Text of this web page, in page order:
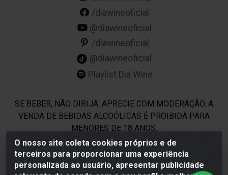
O nosso site coleta cookies próprios e de
terceiros para proporcionar uma experiência
personalizada ao usuário, apresentar publicidade
/diawineoficial
@diawineoficial
/diawineoficial
@diawineoficial
Playlist Dia Wine
SE BEBER, NÃO DIRIJA. APRECIE COM MODERAÇÃO. A
VENDA DE BEBIDAS ALCOÓLICAS É PROIBIDA PARA
MENORES DE 18 ANOS.
Dia Wine - Rodovia BR 232 KM 22,5 - Moreno/PE - CEP 54800-
000 - CNPJ 69.944.973/0001-85